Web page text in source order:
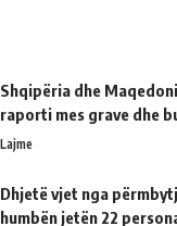
Shqipëria dhe
raporti mes grave dhe
Lajme
Dhjetë vjet nga
humbën jetën 22